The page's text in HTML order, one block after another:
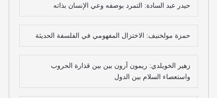
حيدر عبد السادة: التمرد بوصفه وعي الإنسان بذاته
حمزة مولخنيف: الاختزال المفهومي في الفلسفة الحديثة
زهير الخويلدي: ريمون آرون بين بين قذارة الحروب
واستعصاء السلام بين الدول